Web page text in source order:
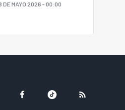
DE MAYO 2026 - 00:00